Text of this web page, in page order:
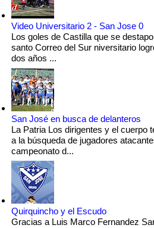
Video Universitario 2 - San Jose 0
Los goles de Castilla que se
santo Correo del Sur niversitario
dos años ...
San José en busca de delanteros
La Patria Los dirigentes y el cuerpo
a la búsqueda de jugadores
campeonato d...
Quirquincho y el Escudo
Gracias a Luis Marco Fernandez